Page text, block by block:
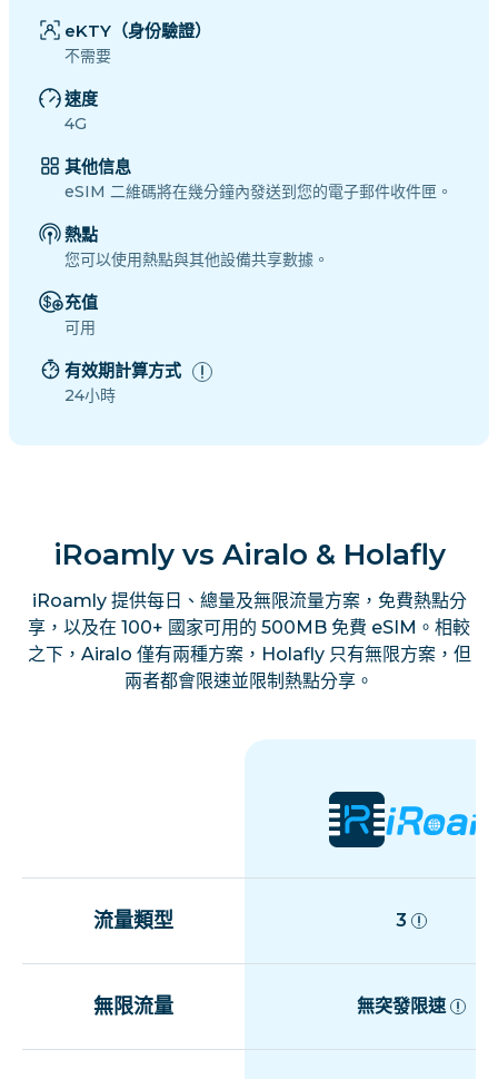
eKTY（身份驗證）
不需要
速度
4G
其他信息
eSIM 二維碼將在幾分鐘內發送到您的電子郵件收件匣。
熱點
您可以使用熱點與其他設備共享數據。
充值
可用
有效期計算方式
24小時
iRoamly vs Airalo & Holafly
iRoamly 提供每日、總量及無限流量方案，免費熱點分
享，以及在 100+ 國家可用的 500MB 免費 eSIM。相較
之下，Airalo 僅有兩種方案，Holafly 只有無限方案，但
兩者都會限速並限制熱點分享。
流量類型 3
無限流量 無突發限速